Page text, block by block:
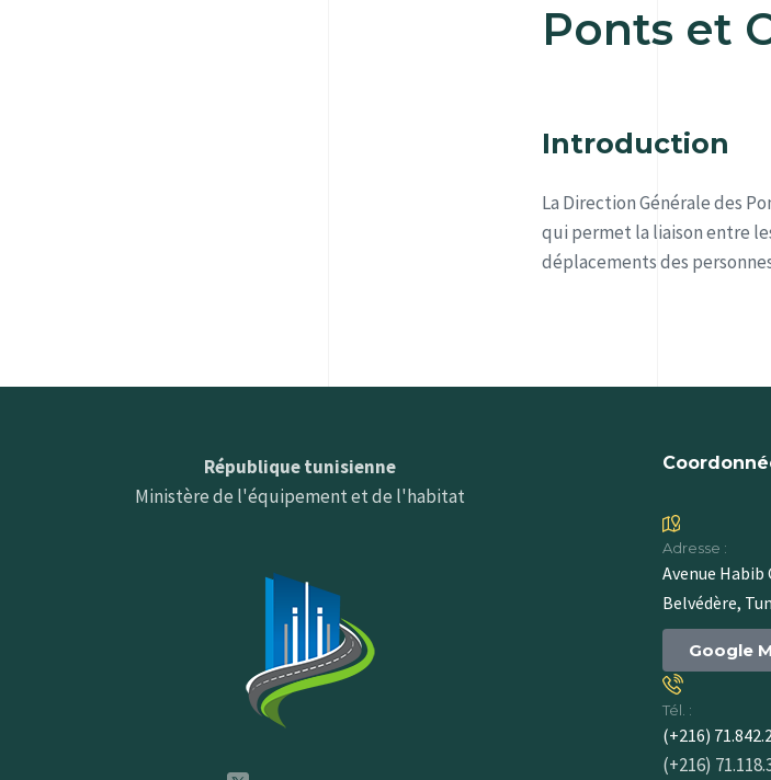
Ponts et
Introduction
La Direction Générale des
qui permet la liaison entre
déplacements des
République tunisienne
Ministère de l'équipement et de l'habitat
Adresse :
Avenue
Belvédère,
Google
Tél. :
(+216)
(+216)